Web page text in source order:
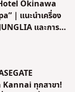
Okinawa
｜แนะนำเครื่อง
และการ
ทุกสาขา!